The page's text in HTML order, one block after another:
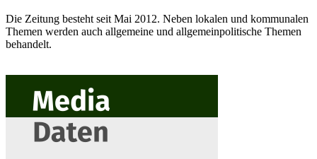
Die Zeitung besteht seit Mai 2012. Neben lokalen und kommunalen
Themen werden auch allgemeine und allgemeinpolitische Themen
behandelt.